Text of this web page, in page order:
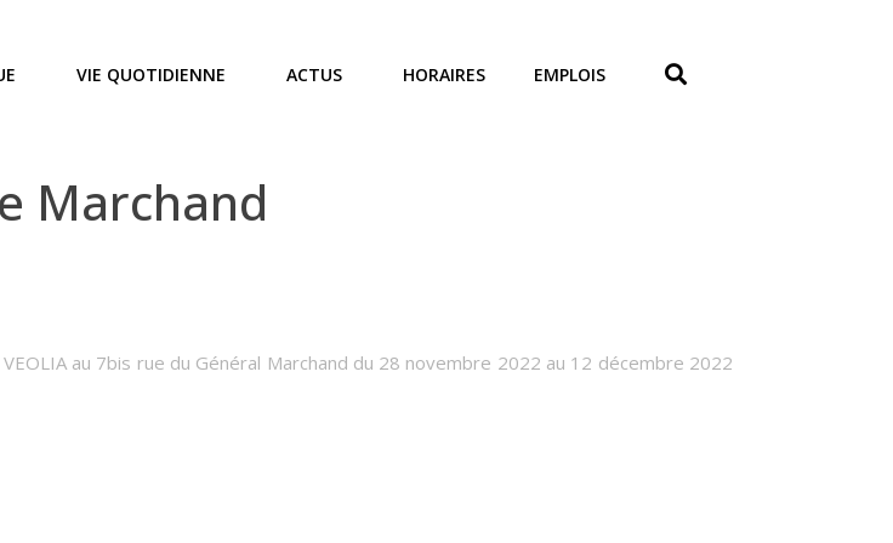
VIE QUOTIDIENNE ACTUS HORAIRES EMPLOIS
Marchand
au 7bis rue du Général Marchand du 28 novembre 2022 au 12 décembre 2022